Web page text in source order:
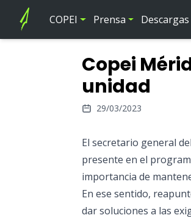
COPEI Prensa Descargas
Copei
unidad
29/03/2023
El secretario general
presente en el
importancia de
En ese sentido,
dar soluciones a las